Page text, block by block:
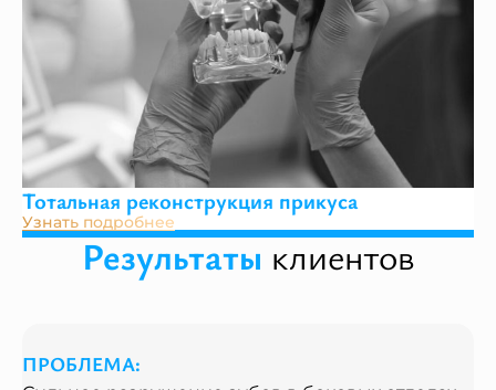
Тотальная реконструкция прикуса
Узнать подробнее
Результаты клиентов
ПРОБЛЕМА: